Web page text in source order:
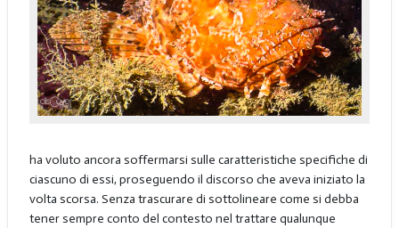
ha voluto ancora soffermarsi sulle caratteristiche specifiche di
ciascuno di essi, proseguendo il discorso che aveva iniziato la
volta scorsa. Senza trascurare di sottolineare come si debba
tener sempre conto del contesto nel trattare qualunque